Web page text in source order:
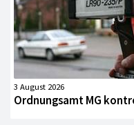
3 August 2026
Ordnungsamt MG